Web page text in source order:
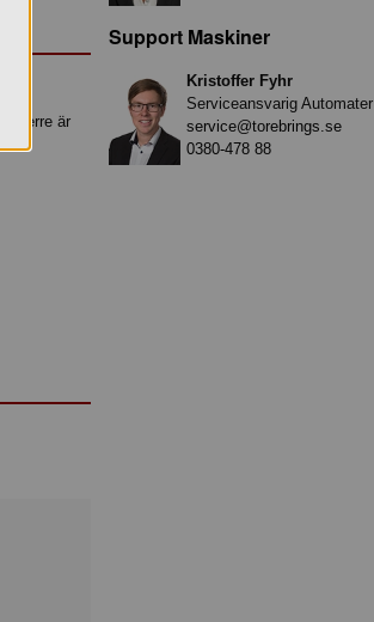
är
Support Maskiner
Kristoffer Fyhr
Serviceansvarig Automater
service@torebrings.se
0380-478 88